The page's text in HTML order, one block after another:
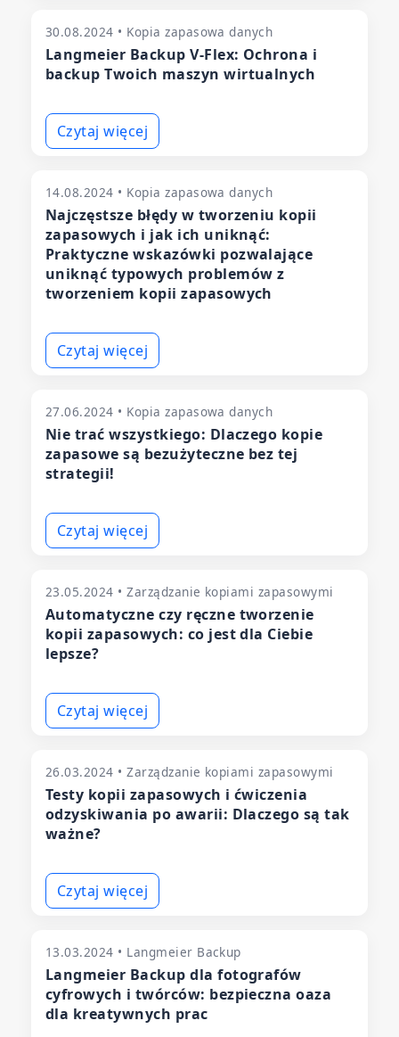
30.08.2024 • Kopia zapasowa danych
Langmeier Backup V-Flex: Ochrona i
backup Twoich maszyn wirtualnych
Czytaj więcej
14.08.2024 • Kopia zapasowa danych
Najczęstsze błędy w tworzeniu kopii
zapasowych i jak ich uniknąć:
Praktyczne wskazówki pozwalające
uniknąć typowych problemów z
tworzeniem kopii zapasowych
Czytaj więcej
27.06.2024 • Kopia zapasowa danych
Nie trać wszystkiego: Dlaczego kopie
zapasowe są bezużyteczne bez tej
strategii!
Czytaj więcej
23.05.2024 • Zarządzanie kopiami zapasowymi
Automatyczne czy ręczne tworzenie
kopii zapasowych: co jest dla Ciebie
lepsze?
Czytaj więcej
26.03.2024 • Zarządzanie kopiami zapasowymi
Testy kopii zapasowych i ćwiczenia
odzyskiwania po awarii: Dlaczego są tak
ważne?
Czytaj więcej
13.03.2024 • Langmeier Backup
Langmeier Backup dla fotografów
cyfrowych i twórców: bezpieczna oaza
dla kreatywnych prac